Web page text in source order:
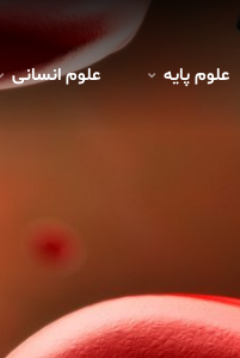
علوم پايه علوم انسانی